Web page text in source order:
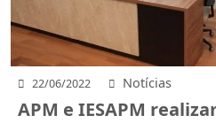
22/06/2022 Notícias
APM e IESAPM